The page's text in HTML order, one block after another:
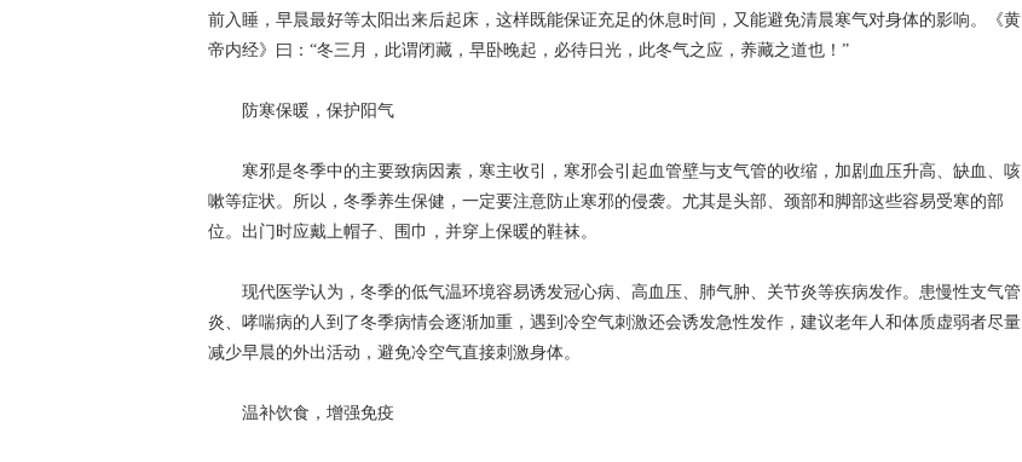
前入睡，早晨最好等太阳出来后起床，这样既能保证充足的休息时间，又能避免清晨寒气对身体的影响。《黄
帝内经》曰：“冬三月，此谓闭藏，早卧晚起，必待日光，此冬气之应，养藏之道也！”
防寒保暖，保护阳气
寒邪是冬季中的主要致病因素，寒主收引，寒邪会引起血管壁与支气管的收缩，加剧血压升高、缺血、咳
嗽等症状。所以，冬季养生保健，一定要注意防止寒邪的侵袭。尤其是头部、颈部和脚部这些容易受寒的部
位。出门时应戴上帽子、围巾，并穿上保暖的鞋袜。
现代医学认为，冬季的低气温环境容易诱发冠心病、高血压、肺气肿、关节炎等疾病发作。患慢性支气管
炎、哮喘病的人到了冬季病情会逐渐加重，遇到冷空气刺激还会诱发急性发作，建议老年人和体质虚弱者尽量
减少早晨的外出活动，避免冷空气直接刺激身体。
温补饮食，增强免疫